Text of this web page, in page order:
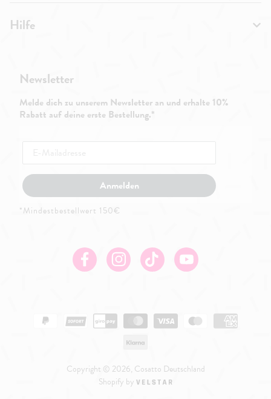
Newsletter
Melde dich zu unserem Newsletter an und erhalte 10%
Rabatt auf deine erste Bestellung.*
Anmelden
*Mindestbestellwert 150€
FacebookInstagramTikTok Youtube
Hilfe
Copyright © 2026, Cosatto Deutschland
Shopify by